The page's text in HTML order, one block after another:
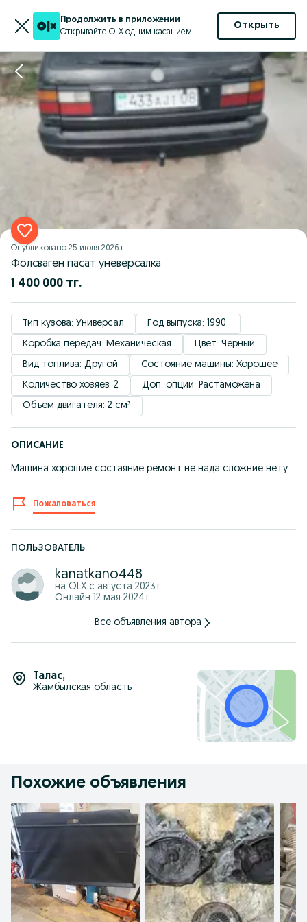
Продолжить в приложении
Открывайте OLX одним касанием
Открыть
Опубликовано 25 июля 2026 г.
Фолсваген пасат уневерсалка
1 400 000 тг.
Тип кузова: Универсал
Год выпуска: 1990
Коробка передач: Механическая
Цвет: Черный
Вид топлива: Другой
Состояние машины: Хорошее
Количество хозяев: 2
Доп. опции: Растаможена
Объем двигателя: 2 см³
ОПИСАНИЕ
Машина хорошие состаяние ремонт не нада сложние нету
Пожаловаться
ПОЛЬЗОВАТЕЛЬ
kanatkano448
на OLX с августа 2023 г.
Онлайн 12 мая 2024 г.
Все объявления автора
Талас,
Жамбылская область
Похожие объявления